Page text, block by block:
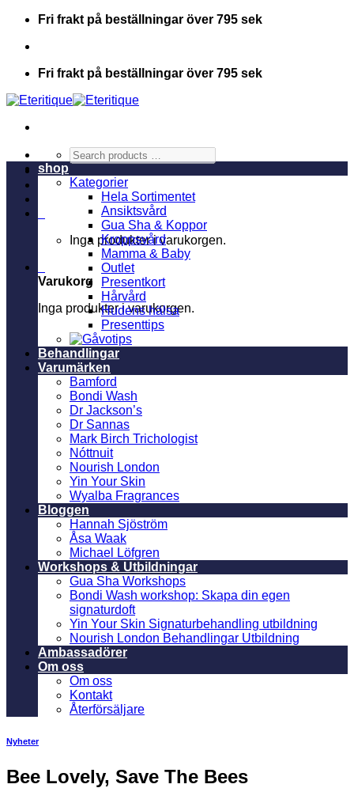
Skip
content
Fri frakt på beställningar över 795 sek
Fri frakt på beställningar över 795 sek
Search
products
…
Inga produkter i varukorgen.
Varukorg
Inga produkter i varukorgen.
shop
Kategorier
Hela Sortimentet
Ansiktsvård
Gua Sha & Koppor
Kroppsvård
Mamma & Baby
Outlet
Presentkort
Hårvård
Hudens hälsa
Presenttips
Behandlingar
Varumärken
Bamford
Bondi Wash
Dr Jackson’s
Dr Sannas
Mark Birch Trichologist
Nóttnuit
Nourish London
Yin Your Skin
Wyalba Fragrances
Bloggen
Hannah Sjöström
Åsa Waak
Michael Löfgren
Workshops & Utbildningar
Gua Sha Workshops
Bondi Wash workshop: Skapa din egen
signaturdoft
Yin Your Skin Signaturbehandling utbildning
Nourish London Behandlingar Utbildning
Ambassadörer
Om oss
Om oss
Kontakt
Återförsäljare
Nyheter
Bee Lovely, Save The Bees